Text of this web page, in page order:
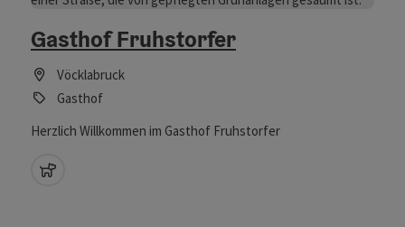
Gasthof Fruhstorfer
Vöcklabruck
Gasthof
Herzlich Willkommen im Gasthof Fruhstorfer